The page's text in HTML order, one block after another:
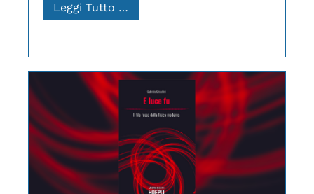
Leggi Tutto …